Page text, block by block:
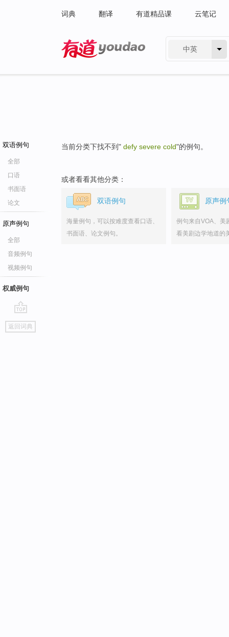
词典 翻译 有道精品课 云笔记
中英
双语例句
全部
口语
书面语
论文
原声例句
全部
音频例句
视频例句
权威例句
go
top
返回词典
当前分类下找不到" defy severe cold"的例句。
或者看看其他分类：
双语例句
海量例句，可以按难度查看口语、
书面语、论文例句。
原声例
例句来自VOA、美
看美剧边学地道的